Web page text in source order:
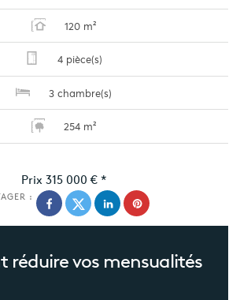
120 m²
4 pièce(s)
3 chambre(s)
254 m²
Prix315 000 € *
:
réduirevos mensualités